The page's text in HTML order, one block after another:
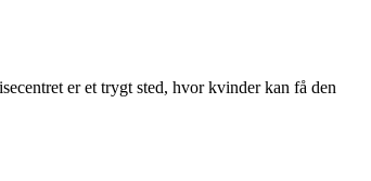
er et trygt sted, hvor kvinder kan få den